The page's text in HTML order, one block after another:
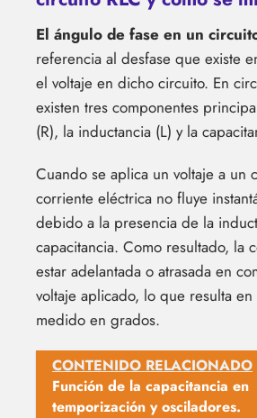
El ángulo de fase en un
referencia al desfase que existe
el voltaje en dicho circuito. En
existen tres componentes
(R), la inductancia (L) y la
Cuando se aplica un voltaje a un
corriente eléctrica no fluye
debido a la presencia de la
capacitancia. Como resultado, la
estar adelantada o atrasada en
voltaje aplicado, lo que resulta en
medido en grados.
CONTENIDO RELACIONADO
Función de la capacitancia en
temporización y osciladores.